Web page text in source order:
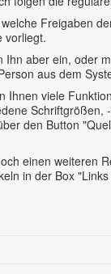
Freigaben
vorliegt.
aber ein, oder
aus dem
viele
den Button
einen weiteren
in der Box